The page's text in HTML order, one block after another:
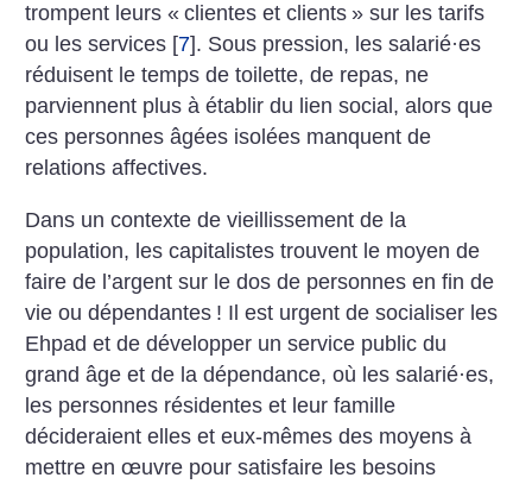
trompent leurs « clientes et clients » sur les tarifs
ou les services [7]. Sous pression, les salarié·es
réduisent le temps de toilette, de repas, ne
parviennent plus à établir du lien social, alors que
ces personnes âgées isolées manquent de
relations affectives.
Dans un contexte de vieillissement de la
population, les capitalistes trouvent le moyen de
faire de l’argent sur le dos de personnes en fin de
vie ou dépendantes ! Il est urgent de socialiser les
Ehpad et de développer un service public du
grand âge et de la dépendance, où les salarié·es,
les personnes résidentes et leur famille
décideraient elles et eux-mêmes des moyens à
mettre en œuvre pour satisfaire les besoins